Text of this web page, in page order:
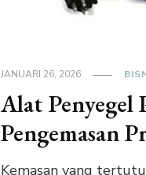
JANUARI 26, 2026
Alat
Pengemasan
Kemasan yang